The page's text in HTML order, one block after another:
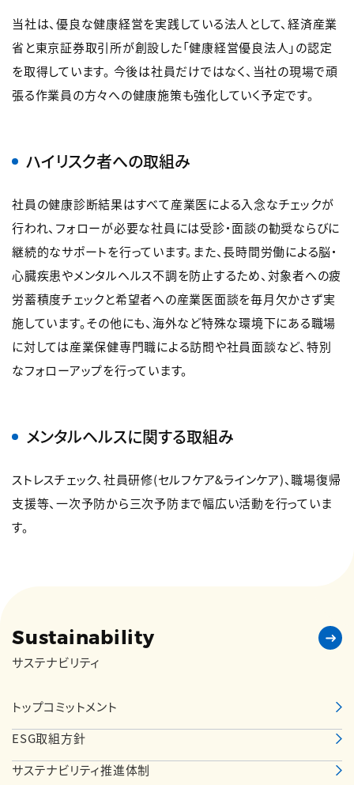
当社は、優良な健康経営を実践している法人として、経済産業
省と東京証券取引所が創設した「健康経営優良法人」の認定
を取得しています。 今後は社員だけではなく、当社の現場で頑
張る作業員の方々への健康施策も強化していく予定です。
ハイリスク者への取組み
社員の健康診断結果はすべて産業医による入念なチェックが
行われ、フォローが必要な社員には受診・面談の勧奨ならびに
継続的なサポートを行っています。また、長時間労働による脳・
心臓疾患やメンタルヘルス不調を防止するため、対象者への疲
労蓄積度チェックと希望者への産業医面談を毎月欠かさず実
施しています。その他にも、海外など特殊な環境下にある職場
に対しては産業保健専門職による訪問や社員面談など、特別
なフォローアップを行っています。
メンタルヘルスに関する取組み
ストレスチェック、社員研修(セルフケア&ラインケア)、職場復帰
支援等、一次予防から三次予防まで幅広い活動を行っていま
す。
Sustainability
サステナビリティ
トップコミットメント
ESG取組方針
サステナビリティ推進体制